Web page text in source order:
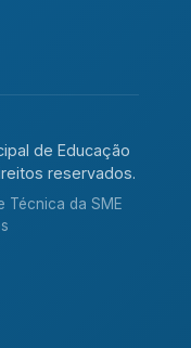
de Educação
reservados.
Técnica da SME